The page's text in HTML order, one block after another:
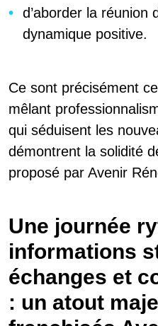
d’aborder la réunion
dynamique positive.
Ce sont précisément
mêlant
qui séduisent les
démontrent la solidité
proposé par Avenir
Une journée
informations
échanges et
: un atout